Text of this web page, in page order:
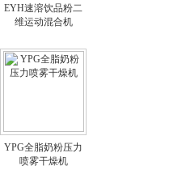
EYH速溶饮品粉二
维运动混合机
YPG全脂奶粉压力
喷雾干燥机